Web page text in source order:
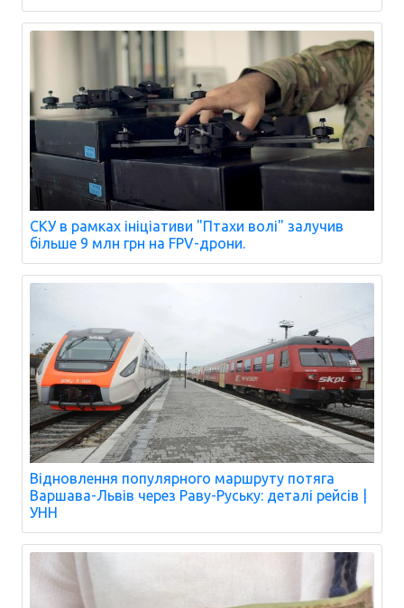
СКУ в рамках ініціативи "Птахи волі" залучив
більше 9 млн грн на FPV-дрони.
Відновлення популярного маршруту потяга
Варшава-Львів через Раву-Руську: деталі рейсів |
УНН